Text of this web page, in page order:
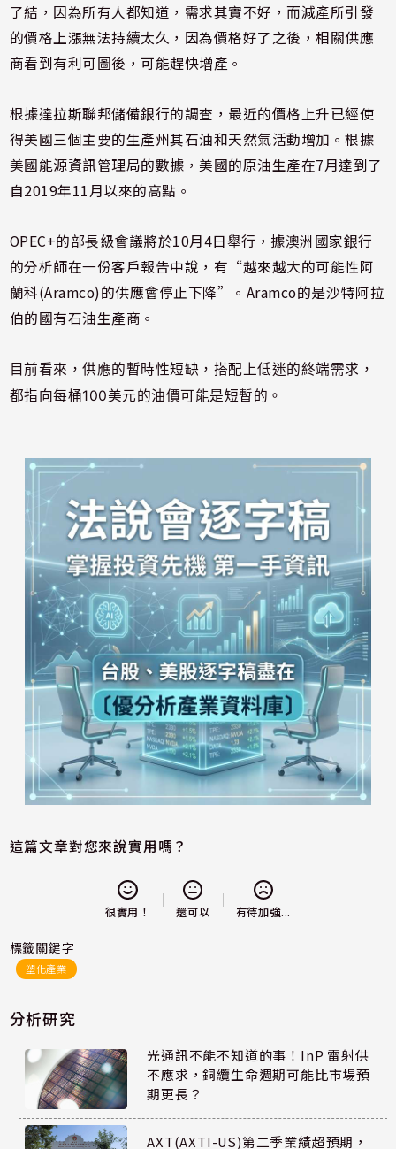
了結，因為所有人都知道，需求其實不好，而減產所引發
的價格上漲無法持續太久，因為價格好了之後，相關供應
商看到有利可圖後，可能趕快增產。
根據達拉斯聯邦儲備銀行的調查，最近的價格上升已經使
得美國三個主要的生產州其石油和天然氣活動增加。根據
美國能源資訊管理局的數據，美國的原油生產在7月達到了
自2019年11月以來的高點。
OPEC+的部長級會議將於10月4日舉行，據澳洲國家銀行
的分析師在一份客戶報告中說，有“越來越大的可能性阿
蘭科(Aramco)的供應會停止下降”。Aramco的是沙特阿拉
伯的國有石油生產商。
目前看來，供應的暫時性短缺，搭配上低迷的終端需求，
都指向每桶100美元的油價可能是短暫的。
這篇文章對您來說實用嗎？
很實用！ 還可以 有待加強...
標籤關鍵字
塑化產業
分析研究
光通訊不能不知道的事！InP 雷射供
不應求，銅纜生命週期可能比市場預
期更長？
AXT(AXTI-US)第二季業績超預期，